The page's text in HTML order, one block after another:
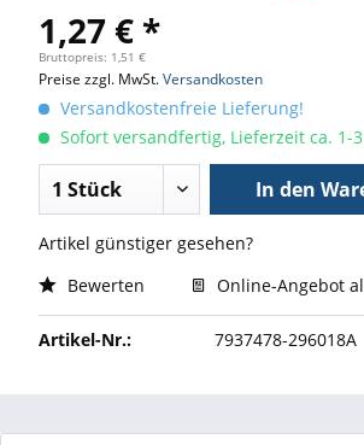
1,27 € *
Bruttopreis: 1,51 €
Preise zzgl. MwSt.Versandkosten
Versandkostenfreie Lieferung!
Sofort versandfertig, Lieferzeit ca. 1-
In den
Artikel günstiger gesehen?
Bewerten
Online-Angebot
Artikel-Nr.: 7937478-296018A